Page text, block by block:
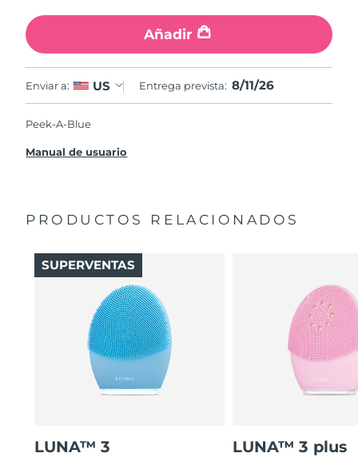
Añadir
Enviar a: US Entrega prevista: 8/11/26
Peek-A-Blue
Manual de usuario
PRODUCTOS RELACIONADOS
LUNA™ 3
SUPERVENTAS
LUNA™ 3 plus